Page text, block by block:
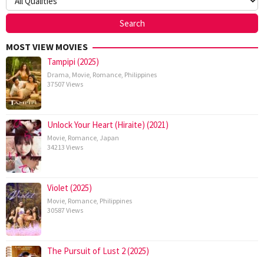
MOST VIEW MOVIES
Tampipi (2025)
Drama Movie Romance Philippines
37507 Views
Unlock Your Heart (Hiraite) (2021)
Movie Romance Japan
34213 Views
Violet (2025)
Movie Romance Philippines
30587 Views
The Pursuit of Lust 2 (2025)